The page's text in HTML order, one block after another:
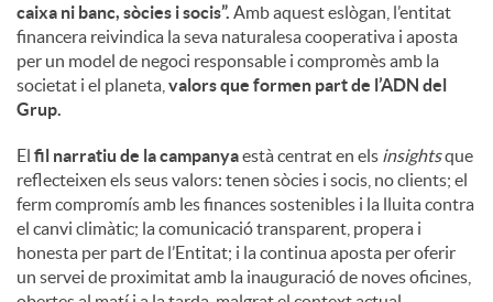
s
caixa ni banc, sòcies i socis”. Amb aquest eslògan, l’entitat
financera reivindica la seva naturalesa cooperativa i aposta
per un model de negoci responsable i compromès amb la
societat i el planeta, valors que formen part de l’ADN del
Grup.
El fil narratiu de la campanyaestà centrat en els insightsque
reflecteixen els seus valors: tenen sòcies i socis, no clients; el
ferm compromís amb les finances sostenibles i la lluita contra
el canvi climàtic; la comunicació transparent, propera i
honesta per part de l’Entitat; i la continua aposta per oferir
un servei de proximitat amb la inauguració de noves oficines,